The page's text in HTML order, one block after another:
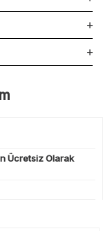
Ücretsiz Olarak